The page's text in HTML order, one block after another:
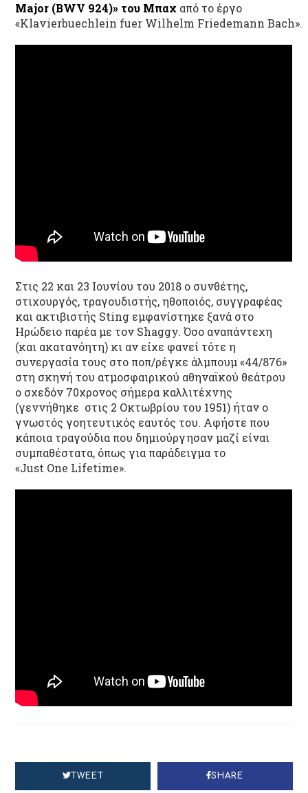
Major (BWV 924)» του Μπαχ από το έργο
«Klavierbuechlein fuer Wilhelm Friedemann Bach».
Στις 22 και 23 Ιουνίου του 2018 ο συνθέτης,
στιχουργός, τραγουδιστής, ηθοποιός, συγγραφέας
και ακτιβιστής Sting εμφανίστηκε ξανά στο
Ηρώδειο παρέα με τον Shaggy. Όσο αναπάντεχη
(και ακατανόητη) κι αν είχε φανεί τότε η
συνεργασία τους στο ποπ/ρέγκε άλμπουμ «44/876»
στη σκηνή του ατμοσφαιρικού αθηναϊκού θεάτρου
ο σχεδόν 70χρονος σήμερα καλλιτέχνης
(γεννήθηκε στις 2 Οκτωβρίου του 1951) ήταν ο
γνωστός γοητευτικός εαυτός του. Αφήστε που
κάποια τραγούδια που δημιούργησαν μαζί είναι
συμπαθέστατα, όπως για παράδειγμα το
«Just One Lifetime».
TWEET SHARE